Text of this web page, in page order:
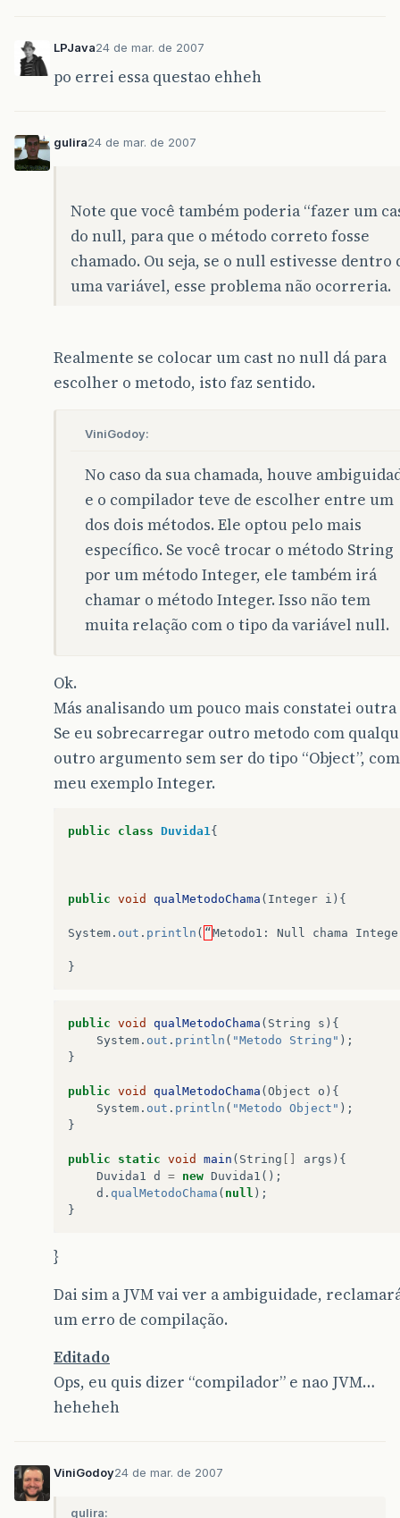
LPJava24 de mar. de 2007
po errei essa questao ehheh
gulira24 de mar. de 2007
Note que você também poderia “fazer um
do null, para que o método correto fosse
chamado. Ou seja, se o null estivesse dentro
uma variável, esse problema não ocorreria.
Realmente se colocar um cast no null dá para
escolher o metodo, isto faz sentido.
ViniGodoy:
No caso da sua chamada, houve
e o compilador teve de escolher entre um
dos dois métodos. Ele optou pelo mais
específico. Se você trocar o método String
por um método Integer, ele também irá
chamar o método Integer. Isso não tem
muita relação com o tipo da variável null.
Ok.
Más analisando um pouco mais constatei outra
Se eu sobrecarregar outro metodo com
outro argumento sem ser do tipo “Object”,
meu exemplo Integer.
public class Duvida1{
public void qualMetodoChama ( Integer i ){
System . out . println ( “ Metodo1 : Null chama
}
public void qualMetodoChama ( String s ){
System . out . println ( "Metodo String" );
}
public void qualMetodoChama ( Object o ){
System . out . println ( "Metodo Object" );
}
public static void main ( String args ){
Duvida1 d = new Duvida1 ();
d . qualMetodoChama ( null );
}
}
Dai sim a JVM vai ver a ambiguidade,
um erro de compilação.
Editado
Ops, eu quis dizer “compilador” e nao JVM…
heheheh
ViniGodoy24 de mar. de 2007
gulira: